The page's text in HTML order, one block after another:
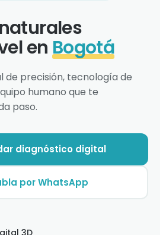
en Bogotá
de precisión, tecnología de
humano que te
paso.
diagnóstico digital
por WhatsApp
3D